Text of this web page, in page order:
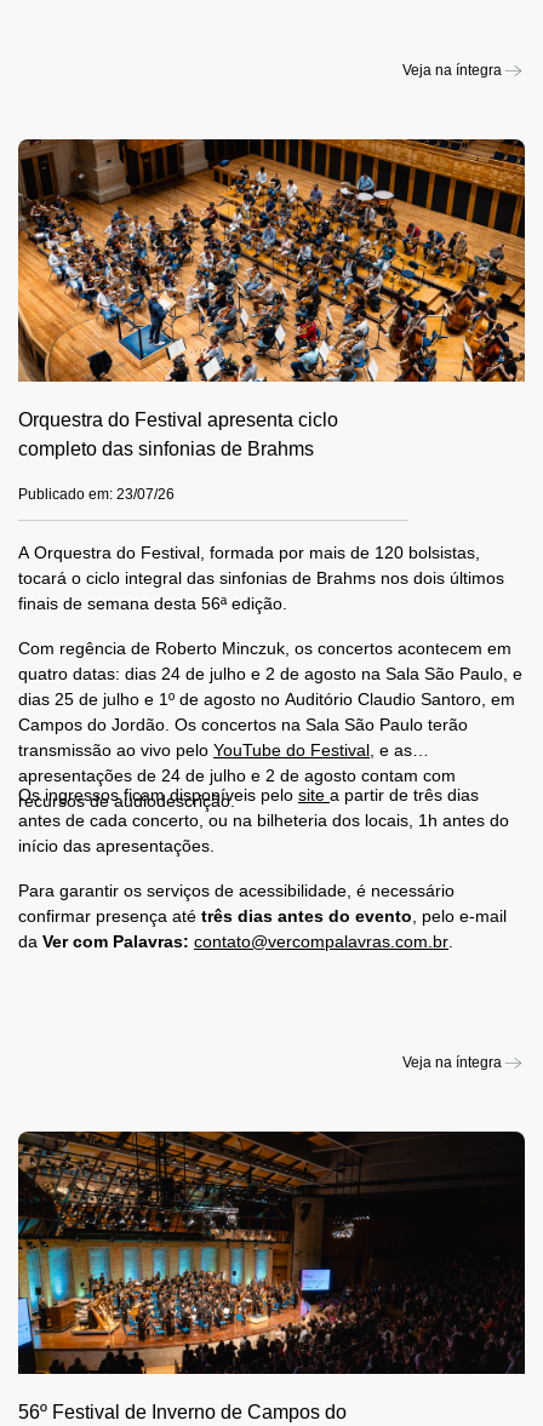
Veja na íntegra
Orquestra do Festival apresenta ciclo
completo das sinfonias de Brahms
Publicado em: 23/07/26
A Orquestra do Festival, formada por mais de 120 bolsistas,
tocará o ciclo integral das sinfonias de Brahms nos dois últimos
finais de semana desta 56ª edição.
Com regência de Roberto Minczuk, os concertos acontecem em
quatro datas: dias 24 de julho e 2 de agosto na Sala São Paulo, e
dias 25 de julho e 1º de agosto no Auditório Claudio Santoro, em
Campos do Jordão. Os concertos na Sala São Paulo terão
transmissão ao vivo pelo YouTube do Festival , e as
apresentações de 24 de julho e 2 de agosto contam com
recursos de audiodescrição.
Os ingressos ficam disponíveis pelo site a partir de três dias
antes de cada concerto, ou na bilheteria dos locais, 1h antes do
início das apresentações.
Para garantir os serviços de acessibilidade, é necessário
confirmar presença até três dias antes do evento , pelo e-mail
da Ver com Palavras: contato@vercompalavras.com.br
Veja na íntegra
56º Festival de Inverno de Campos do